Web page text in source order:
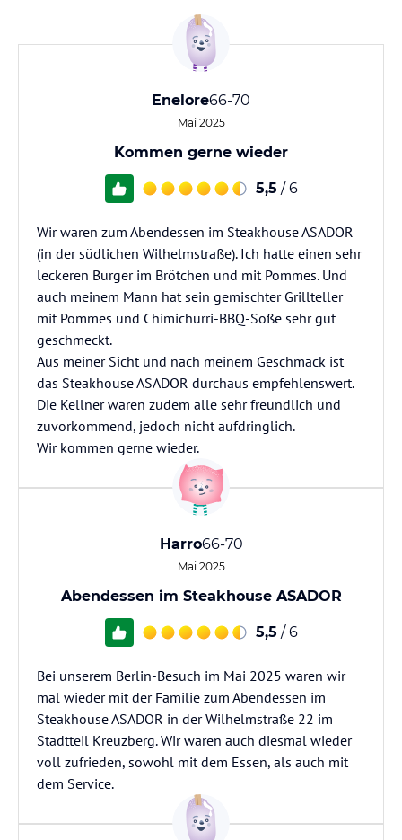
Enelore66-70
Mai 2025
Kommen gerne wieder
5,5 / 6
Wir waren zum Abendessen im Steakhouse ASADOR
(in der südlichen Wilhelmstraße). Ich hatte einen sehr
leckeren Burger im Brötchen und mit Pommes. Und
auch meinem Mann hat sein gemischter Grillteller
mit Pommes und Chimichurri-BBQ-Soße sehr gut
geschmeckt.
Aus meiner Sicht und nach meinem Geschmack ist
das Steakhouse ASADOR durchaus empfehlenswert.
Die Kellner waren zudem alle sehr freundlich und
zuvorkommend, jedoch nicht aufdringlich.
Wir kommen gerne wieder.
Harro66-70
Mai 2025
Abendessen im Steakhouse ASADOR
5,5 / 6
Bei unserem Berlin-Besuch im Mai 2025 waren wir
mal wieder mit der Familie zum Abendessen im
Steakhouse ASADOR in der Wilhelmstraße 22 im
Stadtteil Kreuzberg. Wir waren auch diesmal wieder
voll zufrieden, sowohl mit dem Essen, als auch mit
dem Service.